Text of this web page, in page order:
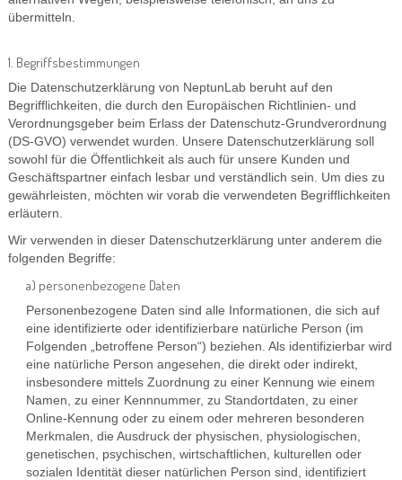
übermitteln.
1. Begriffsbestimmungen
Die Datenschutzerklärung von NeptunLab beruht auf den
Begrifflichkeiten, die durch den Europäischen Richtlinien- und
Verordnungsgeber beim Erlass der Datenschutz-Grundverordnung
(DS-GVO) verwendet wurden. Unsere Datenschutzerklärung soll
sowohl für die Öffentlichkeit als auch für unsere Kunden und
Geschäftspartner einfach lesbar und verständlich sein. Um dies zu
gewährleisten, möchten wir vorab die verwendeten Begrifflichkeiten
erläutern.
Wir verwenden in dieser Datenschutzerklärung unter anderem die
folgenden Begriffe:
a) personenbezogene Daten
Personenbezogene Daten sind alle Informationen, die sich auf
eine identifizierte oder identifizierbare natürliche Person (im
Folgenden „betroffene Person“) beziehen. Als identifizierbar wird
eine natürliche Person angesehen, die direkt oder indirekt,
insbesondere mittels Zuordnung zu einer Kennung wie einem
Namen, zu einer Kennnummer, zu Standortdaten, zu einer
Online-Kennung oder zu einem oder mehreren besonderen
Merkmalen, die Ausdruck der physischen, physiologischen,
genetischen, psychischen, wirtschaftlichen, kulturellen oder
sozialen Identität dieser natürlichen Person sind, identifiziert